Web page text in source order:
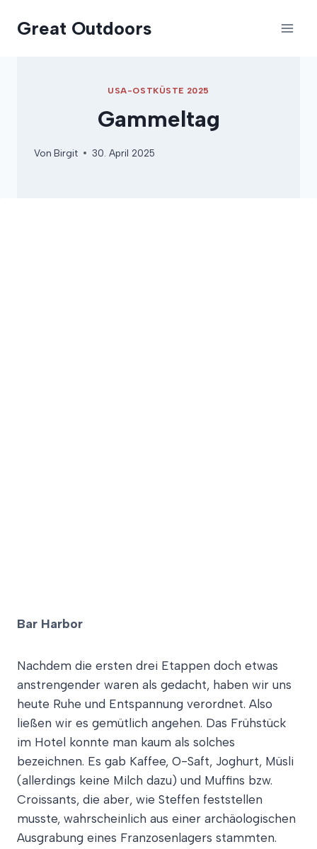
InhaltGreat Outdoors
USA-OSTKÜSTE 2025
Gammeltag
Von Birgit 30. April 2025
Bar Harbor
Nachdem die ersten drei Etappen doch etwas
anstrengender waren als gedacht, haben wir uns
heute Ruhe und Entspannung verordnet. Also
ließen wir es gemütlich angehen. Das Frühstück
im Hotel konnte man kaum als solches
bezeichnen. Es gab Kaffee, O-Saft, Joghurt, Müsli
(allerdings keine Milch dazu) und Muffins bzw.
Croissants, die aber, wie Steffen feststellen
musste, wahrscheinlich aus einer archäologischen
Ausgrabung eines Franzosenlagers stammten.